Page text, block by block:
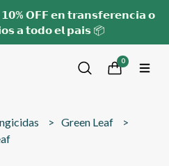
𝟭𝟬% 𝗢𝗙𝗙 𝗲𝗻 𝘁𝗿𝗮𝗻𝘀𝗳𝗲𝗿𝗲𝗻𝗰𝗶𝗮 𝗼
𝗮 𝘁𝗼𝗱𝗼 𝗲𝗹 𝗽𝗮𝗶𝘀 📦
0
Green Leaf